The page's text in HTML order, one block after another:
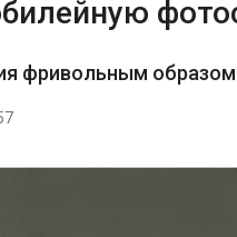
фривольным образом